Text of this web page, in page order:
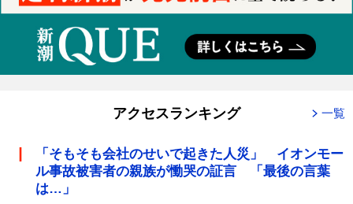
アクセスランキング 一覧
「そもそも会社のせいで起きた人災」 イオンモー
ル事故被害者の親族が慟哭の証言 「最後の言葉
は…」